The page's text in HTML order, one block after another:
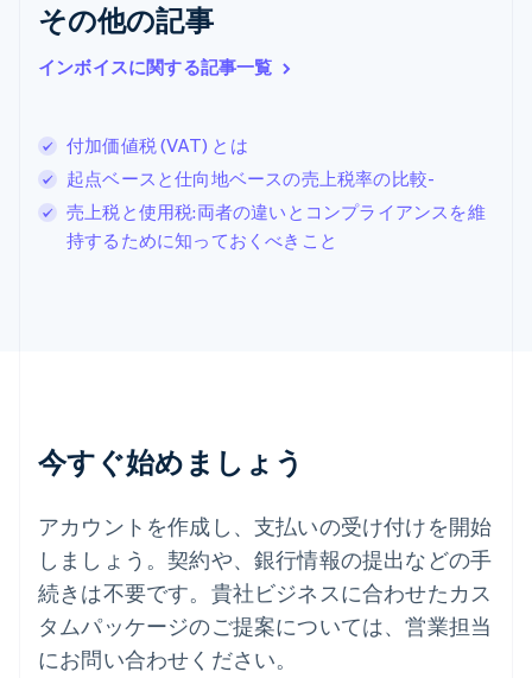
その他の記事
インボイスに関する記事一覧
付加価値税 (VAT) とは
起点ベースと仕向地ベースの売上税率の比較-
売上税と使用税:両者の違いとコンプライアンスを維
持するために知っておくべきこと
今すぐ始めましょう
アカウントを作成し、支払いの受け付けを開始
しましょう。契約や、銀行情報の提出などの手
続きは不要です。貴社ビジネスに合わせたカス
タムパッケージのご提案については、営業担当
にお問い合わせください。
EnglishItaliano
ジブラルタル
English
シンガポール
スイス
DeutschFrançaisItalianoEnglish
スウェーデン
SvenskaEnglish
スペイン
EspañolEnglish
デンマーク
ドイツ
ニュージーランド
English
ノルウェー
English
ハンガリー